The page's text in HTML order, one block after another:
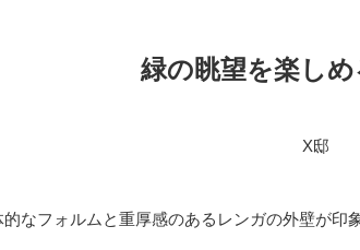
緑の眺望を楽し
X邸
なフォルムと重厚感のあるレンガの外壁が印